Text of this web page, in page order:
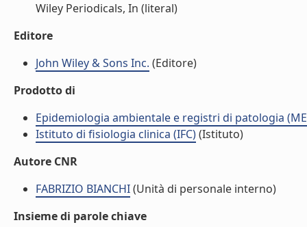
Wiley Periodicals, In (literal)
Editore
John Wiley & Sons Inc. (Editore)
Prodotto di
Epidemiologia ambientale e registri di patologia
Istituto di fisiologia clinica (IFC)(Istituto)
Autore CNR
FABRIZIO BIANCHI(Unità di personale interno)
Insieme di parole chiave